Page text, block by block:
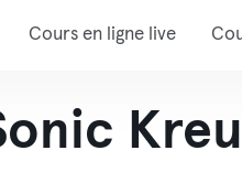
Cours en ligne live